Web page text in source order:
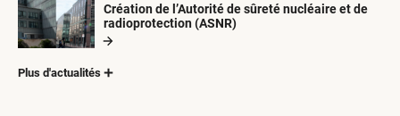
Création de l’Autorité de sûreté nucléaire et de
radioprotection (ASNR)
Plus d'actualités